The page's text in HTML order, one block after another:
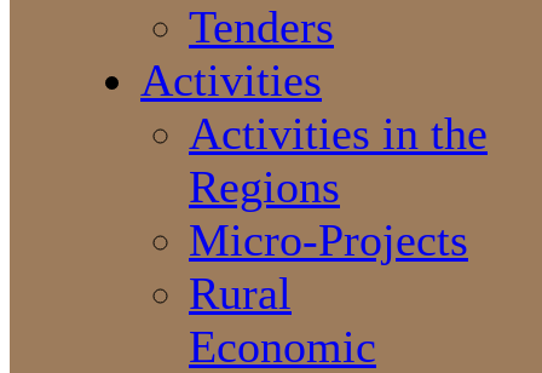
Tenders
Activities
Activities in the
Regions
Micro-Projects
Rural
Economic